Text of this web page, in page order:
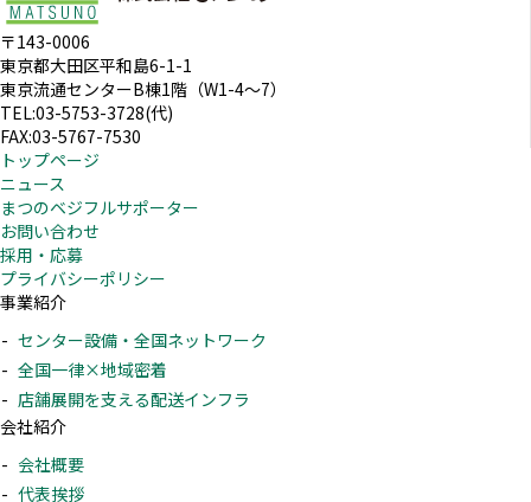
〒143-0006
東京都大田区平和島6-1-1
東京流通センターB棟1階（W1-4～7）
TEL:03-5753-3728(代)
FAX:03-5767-7530
トップページ
ニュース
まつのベジフルサポーター
お問い合わせ
採用・応募
プライバシーポリシー
事業紹介
センター設備・全国ネットワーク
全国一律×地域密着
店舗展開を支える配送インフラ
会社紹介
会社概要
代表挨拶